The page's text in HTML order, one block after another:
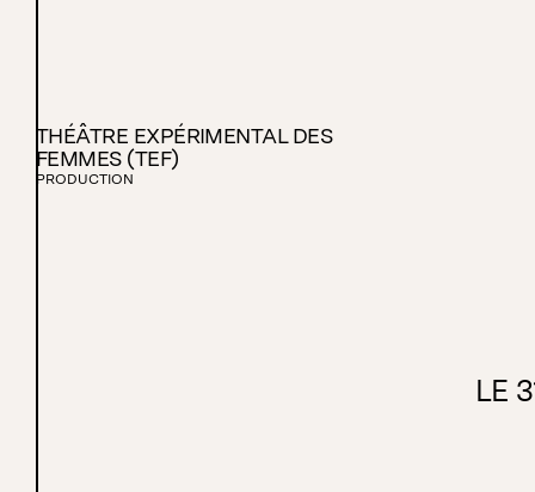
THÉÂTRE EXPÉRIMENTAL DES
FEMMES (TEF)
PRODUCTION
LE